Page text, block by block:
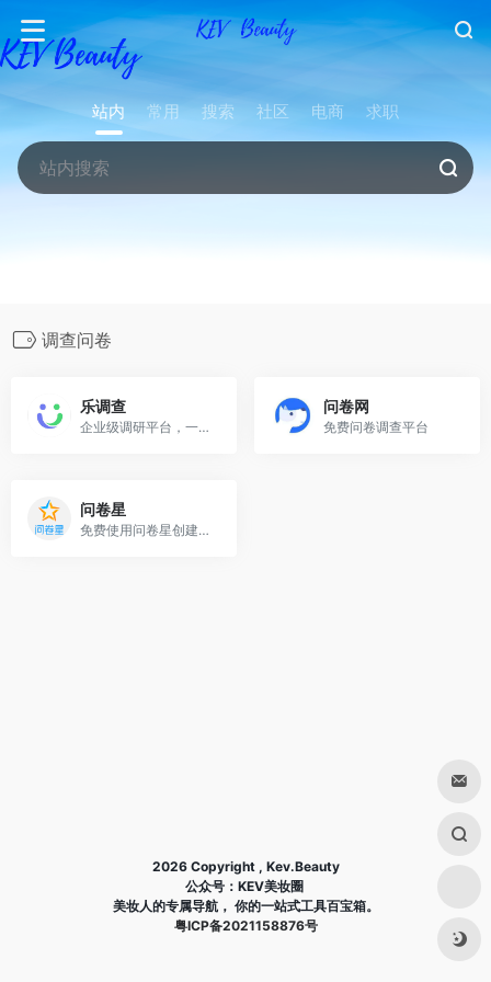
站内 常用 搜索 社区 电商 求职
调查问卷
乐调查
企业级调研平台，一站式洞察服务
问卷网
免费问卷调查平台
问卷星
免费使用问卷星创建问卷调查、在线考试、360度评估等应用；问卷星提供2700万问卷调查模板。
2026 Copyright , Kev.Beauty
公众号：KEV美妆圈
美妆人的专属导航， 你的一站式工具百宝箱。
粤ICP备2021158876号